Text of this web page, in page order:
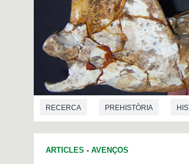
RECERCA PREHISTÒRIA
ARTICLES - AVENÇOS